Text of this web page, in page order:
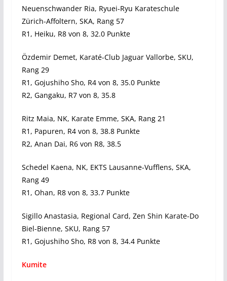
Neuenschwander Ria, Ryuei-Ryu Karateschule
Zürich-Affoltern, SKA, Rang 57
R1, Heiku, R8 von 8, 32.0 Punkte
Özdemir Demet, Karaté-Club Jaguar Vallorbe, SKU,
Rang 29
R1, Gojushiho Sho, R4 von 8, 35.0 Punkte
R2, Gangaku, R7 von 8, 35.8
Ritz Maia, NK, Karate Emme, SKA, Rang 21
R1, Papuren, R4 von 8, 38.8 Punkte
R2, Anan Dai, R6 von R8, 38.5
Schedel Kaena, NK, EKTS Lausanne-Vufflens, SKA,
Rang 49
R1, Ohan, R8 von 8, 33.7 Punkte
Sigillo Anastasia, Regional Card, Zen Shin Karate-Do
Biel-Bienne, SKU, Rang 57
R1, Gojushiho Sho, R8 von 8, 34.4 Punkte
Kumite